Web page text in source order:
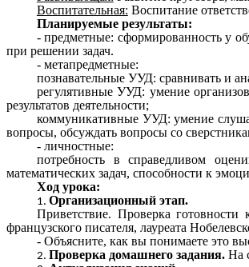
Воспитательная: Воспитание
Планируемые результаты:
- предметные: сформированность у
при решении задач.
- метапредметные:
познавательные УУД: сравнивать и
регулятивные УУД: умение
результатов деятельности;
коммуникативные УУД: умение
вопросы, обсуждать вопросы со
- личностные:
потребность в справедливом
математических задач, способности к
Ход урока:
Организационный этап.
Приветствие. Проверка
французского писателя, лауреата
- Объясните, как вы понимаете это
Проверка домашнего задания.На